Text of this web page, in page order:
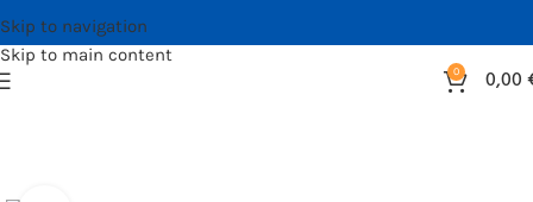
Skip to navigation
Skip to main content
0 0,00